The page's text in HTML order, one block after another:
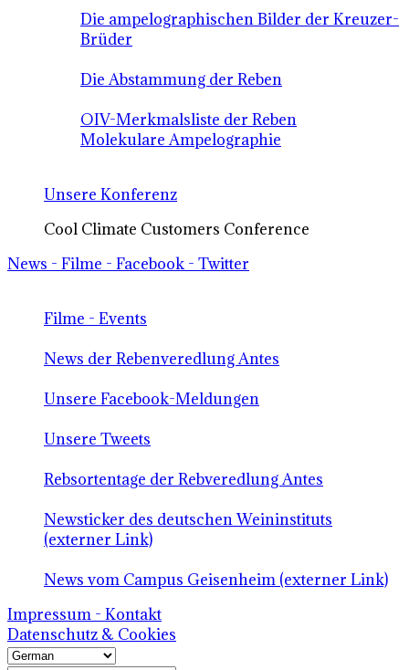
Die ampelographischen Bilder der Kreuzer-
Brüder
Die Abstammung der Reben
OIV-Merkmalsliste der Reben
Molekulare Ampelographie
Unsere Konferenz
Cool Climate Customers Conference
News - Filme - Facebook - Twitter
Filme - Events
News der Rebenveredlung Antes
Unsere Facebook-Meldungen
Unsere Tweets
Rebsortentage der Rebveredlung Antes
Newsticker des deutschen Weininstituts
(externer Link)
News vom Campus Geisenheim (externer Link)
Impressum - Kontakt
Datenschutz & Cookies